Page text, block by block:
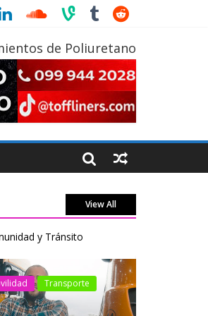
de Poliuretano
View All
y Tránsito
Transporte